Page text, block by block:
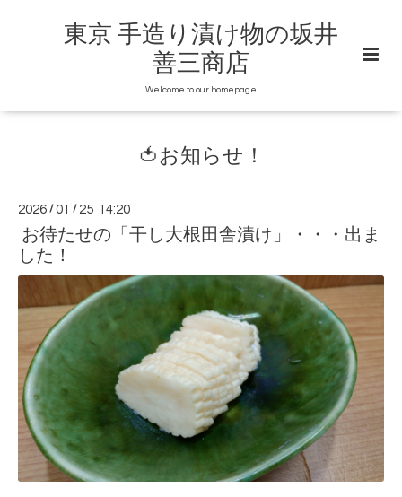
東京 手造り漬け物の坂井
善三商店
Welcome to our homepage
🍅お知らせ！
2026 /01 / 25 14:20
お待たせの「干し大根田舎漬け」・・・出ま
した！